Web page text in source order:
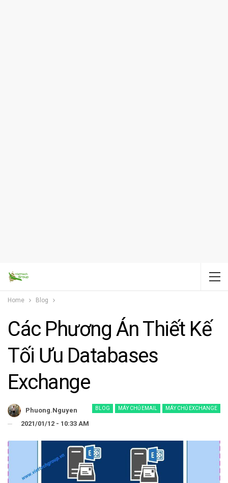
Home Blog
Các Phương Án Thiết Kế
Tối Ưu Databases
Exchange
BLOG MÁY CHỦ EMAIL MÁY CHỦ EXCHANGE
Phuong.nguyen
2021/01/12 - 10:33 AM